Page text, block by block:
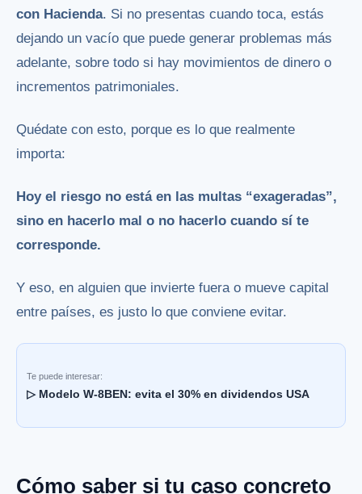
con Hacienda. Si no presentas cuando toca, estás
dejando un vacío que puede generar problemas más
adelante, sobre todo si hay movimientos de dinero o
incrementos patrimoniales.
Quédate con esto, porque es lo que realmente
importa:
Hoy el riesgo no está en las multas “exageradas”,
sino en hacerlo mal o no hacerlo cuando sí te
corresponde.
Y eso, en alguien que invierte fuera o mueve capital
entre países, es justo lo que conviene evitar.
Te puede interesar:
▷ Modelo W-8BEN: evita el 30% en dividendos USA
Cómo saber si tu caso concreto